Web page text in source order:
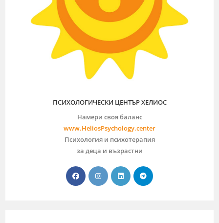
ПСИХОЛОГИЧЕСКИ ЦЕНТЪР ХЕЛИОС
Намери своя баланс
www.HeliosPsychology.center
Психология и психотерапия
за деца и възрастни